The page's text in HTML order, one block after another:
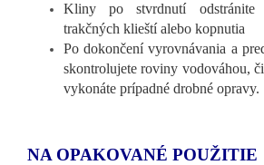
Kliny po stvrdnutí odstránite
trakčných klieští alebo kopnutia
Po dokončení vyrovnávania a
skontrolujete roviny vodováhou,
vykonáte prípadné drobné opravy.
NA OPAKOVANÉ POUŽITIE